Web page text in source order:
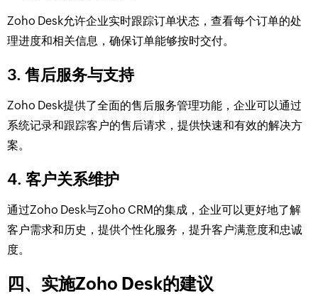
Zoho Desk允许企业实时跟踪订单状态，查看每个订单的处
理进度和相关信息，确保订单能够按时交付。
3. 售后服务与支持
Zoho Desk提供了全面的售后服务管理功能，企业可以通过
系统记录和跟踪客户的售后请求，提供快速和有效的解决方
案。
4. 客户关系维护
通过Zoho Desk与Zoho CRM的集成，企业可以更好地了解
客户需求和历史，提供个性化服务，提升客户满意度和忠诚
度。
四、实施Zoho Desk的建议